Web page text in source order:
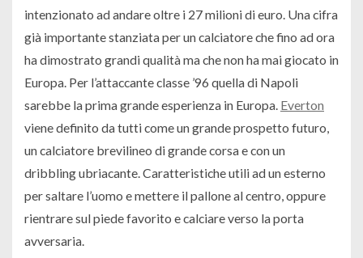
intenzionato ad andare oltre i 27 milioni di euro. Una cifra
già importante stanziata per un calciatore che fino ad ora
ha dimostrato grandi qualità ma che non ha mai giocato in
Europa. Per l’attaccante classe ’96 quella di Napoli
sarebbe la prima grande esperienza in Europa. Everton
viene definito da tutti come un grande prospetto futuro,
un calciatore brevilineo di grande corsa e con un
dribbling ubriacante. Caratteristiche utili ad un esterno
per saltare l’uomo e mettere il pallone al centro, oppure
rientrare sul piede favorito e calciare verso la porta
avversaria.